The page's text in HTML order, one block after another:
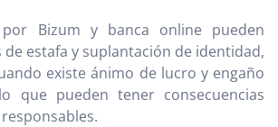
Bizum y banca online pueden
estafa y suplantación de identidad,
existe ánimo de lucro y engaño
que pueden tener consecuencias